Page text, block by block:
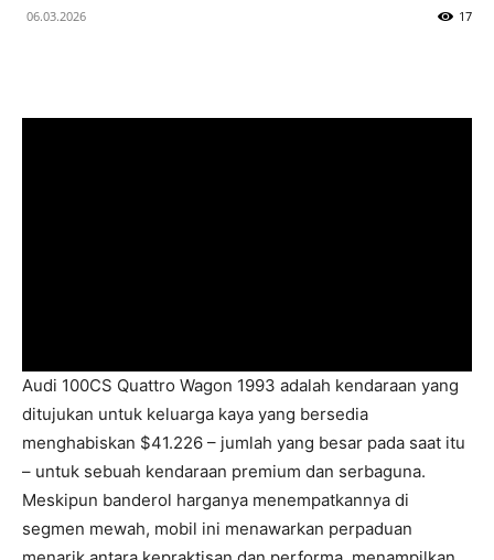
06.03.2026 17
Audi 100CS Quattro Wagon 1993 adalah kendaraan yang
ditujukan untuk keluarga kaya yang bersedia
menghabiskan $41.226 – jumlah yang besar pada saat itu
– untuk sebuah kendaraan premium dan serbaguna.
Meskipun banderol harganya menempatkannya di
segmen mewah, mobil ini menawarkan perpaduan